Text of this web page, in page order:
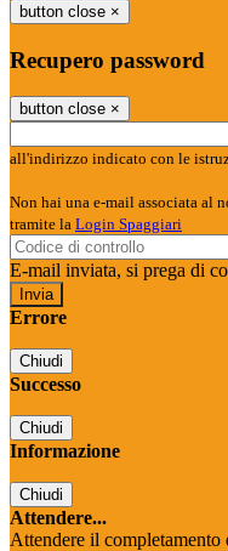
button close ×
Recupero password
button close ×
all'indirizzo indicato con le
Non hai una e-mail associata al
tramite la Login Spaggiari
E-mail inviata, si prega di
Errore
Chiudi
Successo
Chiudi
Informazione
Chiudi
Attendere...
Attendere il completamento